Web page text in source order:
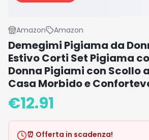
Amazon Amazon
Demegimi Pigiama da
Estivo Corti Set Pigiama
Donna Pigiami con Scollo
Casa Morbido e
€12.91
⏰ Offerta in scadenza!